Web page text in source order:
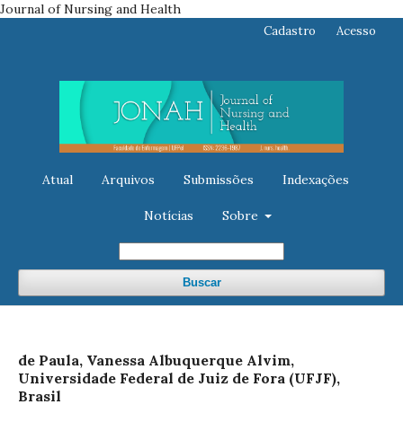
Journal of Nursing and Health
Atual Arquivos Submissões Indexações
Notícias Sobre
Buscar
Cadastro Acesso
de Paula, Vanessa Albuquerque Alvim,
Universidade Federal de Juiz de Fora (UFJF),
Brasil